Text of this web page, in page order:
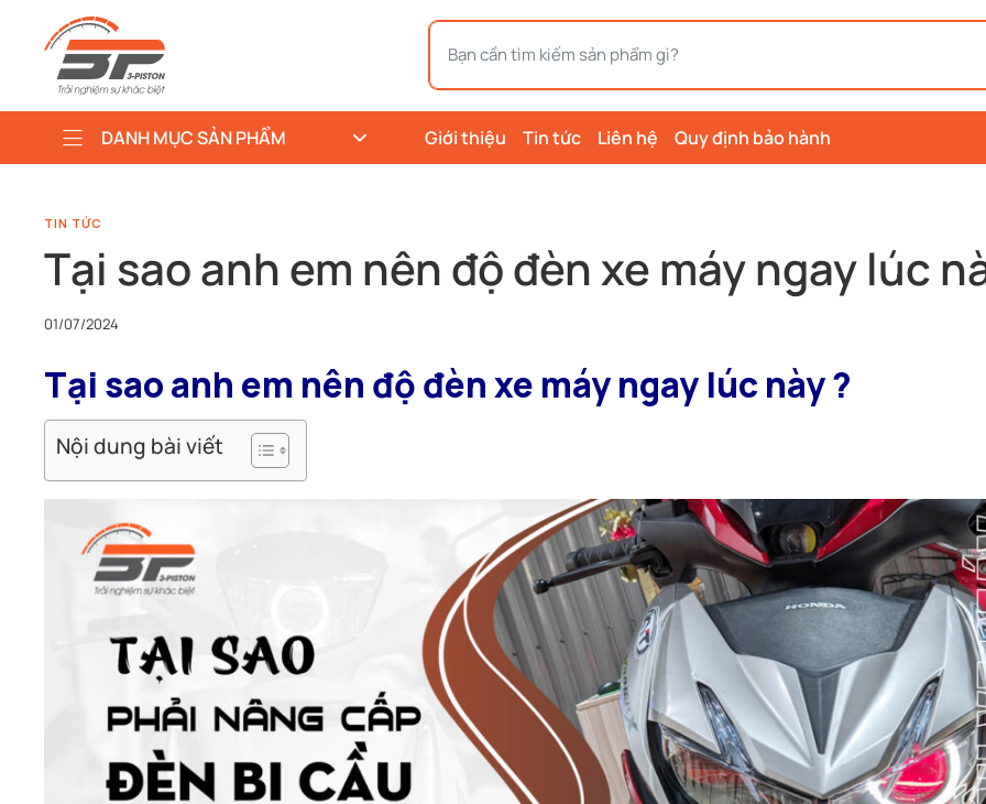
DANH MỤC SẢN PHẨM Giới thiệu Tin tức Liên hệ Quy định bảo hành
TIN TỨC
Tại sao anh em nên độ đèn xe máy ngay lúc
01/07/2024
Tại sao anh em nên độ đèn xe máy ngay lúc này ?
Nội dung bài viết